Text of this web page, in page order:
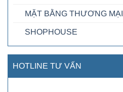
MẶT BẰNG THƯƠNG MẠI
SHOPHOUSE
HOTLINE TƯ VẤN